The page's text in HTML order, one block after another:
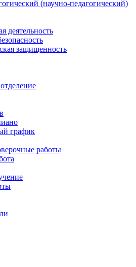
(научно-педагогический)
деятельность
защищенность
график
работы